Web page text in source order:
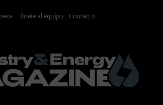
Únete al equipo Contacto